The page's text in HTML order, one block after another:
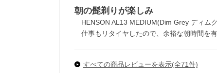
朝の髭剃りが楽しみ
HENSON AL13 MEDIUM(Dim Grey ディム
仕事もリタイヤしたので、余裕な朝時間を
すべての商品レビューを表示(全71件)